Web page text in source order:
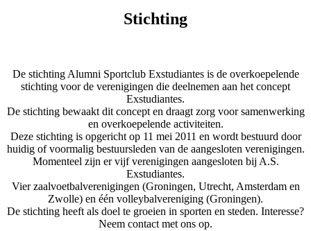
Stichting
De stichting Alumni Sportclub Exstudiantes is de overkoepelende
stichting voor de verenigingen die deelnemen aan het concept
Exstudiantes.
De stichting bewaakt dit concept en draagt zorg voor samenwerking
en overkoepelende activiteiten.
Deze stichting is opgericht op 11 mei 2011 en wordt bestuurd door
huidig of voormalig bestuursleden van de aangesloten verenigingen.
Momenteel zijn er vijf verenigingen aangesloten bij A.S.
Exstudiantes.
Vier zaalvoetbalverenigingen (Groningen, Utrecht, Amsterdam en
Zwolle) en één volleybalvereniging (Groningen).
De stichting heeft als doel te groeien in sporten en steden. Interesse?
Neem contact met ons op.